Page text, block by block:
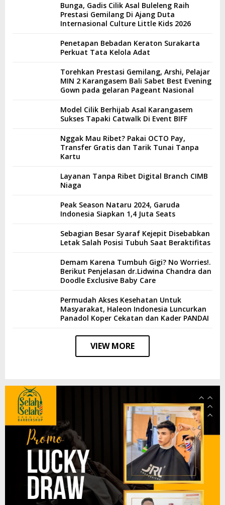
Bunga, Gadis Cilik Asal Buleleng Raih
Prestasi Gemilang Di Ajang Duta
Internasional Culture Little Kids 2026
Penetapan Bebadan Keraton Surakarta
Perkuat Tata Kelola Adat
Torehkan Prestasi Gemilang, Arshi, Pelajar
MIN 2 Karangasem Bali Sabet Best Evening
Gown pada gelaran Pageant Nasional
Model Cilik Berhijab Asal Karangasem
Sukses Tapaki Catwalk Di Event BIFF
Nggak Mau Ribet? Pakai OCTO Pay,
Transfer Gratis dan Tarik Tunai Tanpa
Kartu
Layanan Tanpa Ribet Digital Branch CIMB
Niaga
Peak Season Nataru 2024, Garuda
Indonesia Siapkan 1,4 Juta Seats
Sebagian Besar Syaraf Kejepit Disebabkan
Letak Salah Posisi Tubuh Saat Beraktifitas
Demam Karena Tumbuh Gigi? No Worries!.
Berikut Penjelasan dr.Lidwina Chandra dan
Doodle Exclusive Baby Care
Permudah Akses Kesehatan Untuk
Masyarakat, Haleon Indonesia Luncurkan
Panadol Koper Cekatan dan Kader PANDAI
VIEW MORE